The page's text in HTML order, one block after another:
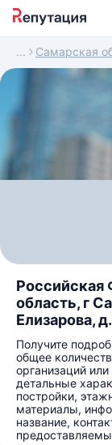
Самарская
Российская
область, г
Елизарова,
Получите
общее
организаций
детальные
постройки,
материалы,
название,